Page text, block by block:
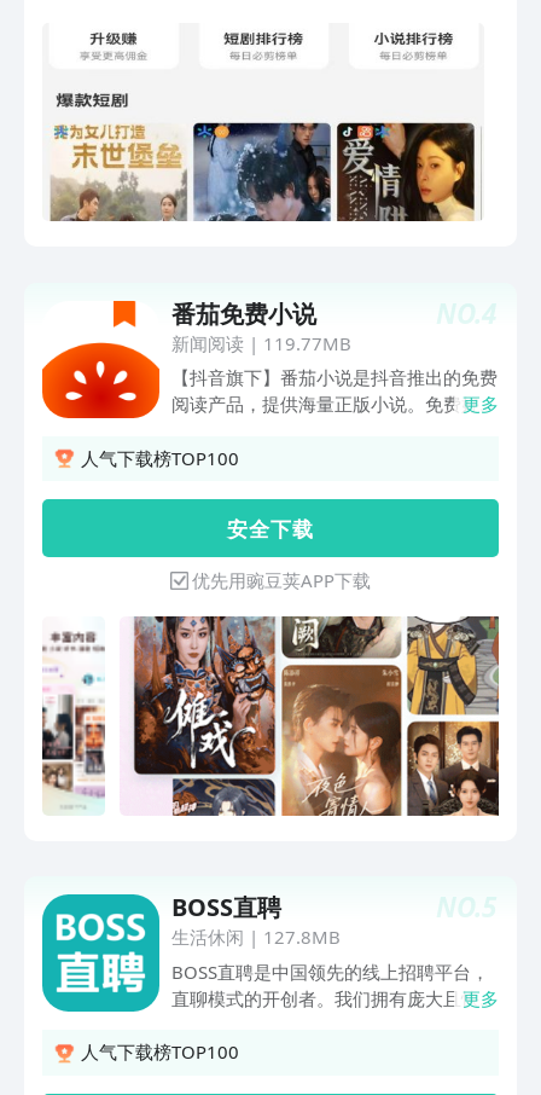
NO.4
番茄免费小说
新闻阅读| 119.77MB
【抖音旗下】番茄小说是抖音推出的免费
阅读产品，提供海量正版小说。免费好
钱！ 【正版免费】正版小说，免费阅
源，包括都市热血、甜宠言情、职场婚
恋、逆袭反转、逆天改命等多种类型，满
足用户的不同喜好。 【兴趣推荐】根据
你的阅读爱好，个性化推荐，优质书单，
书城精细化推荐，总有一款打动你！
【活动福利】签到福利，金币福利，阅读
福利……各种福利应有尽有，随时提现，
只要你每天常来读！ 【听书畅读】这里
每一本书都能听，让你阅读的时候，眼睛
也能随时休息一下。
更多
人气下载榜TOP100
安 全 下 载
优先用豌豆荚APP下载
NO.5
BOSS直聘
生活休闲 | 127.8MB
BOSS直聘是中国领先的线上招聘平台，
直聊模式的开创者。我们拥有庞大且快速
户和学生党，及来自不同行业，不同规模
更多
人气下载榜TOP100